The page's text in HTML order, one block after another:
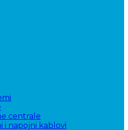
centrale
i napojni kablovi